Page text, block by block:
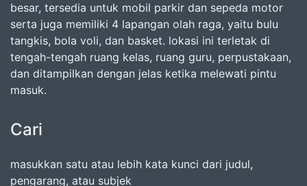
besar, tersedia untuk mobil parkir dan sepeda motor
serta juga memiliki 4 lapangan olah raga, yaitu bulu
tangkis, bola voli, dan basket. lokasi ini terletak di
tengah-tengah ruang kelas, ruang guru, perpustakaan,
dan ditampilkan dengan jelas ketika melewati pintu
masuk.
Cari
masukkan satu atau lebih kata kunci dari judul,
pengarang, atau subjek